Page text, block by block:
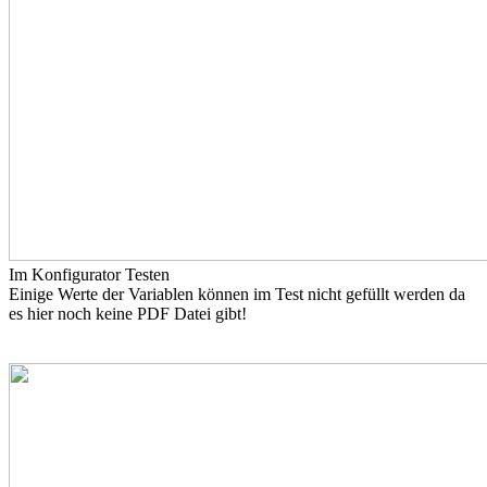
Im Konfigurator Testen
Einige Werte der Variablen können im Test nicht gefüllt werden da
es hier noch keine PDF Datei gibt!